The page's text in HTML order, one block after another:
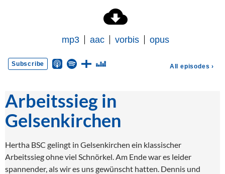
Arbeitssieg in
Gelsenkirchen
Hertha BSC gelingt in Gelsenkirchen ein klassischer
Arbeitssieg ohne viel Schnörkel. Am Ende war es leider
spannender, als wir es uns gewünscht hatten. Dennis und